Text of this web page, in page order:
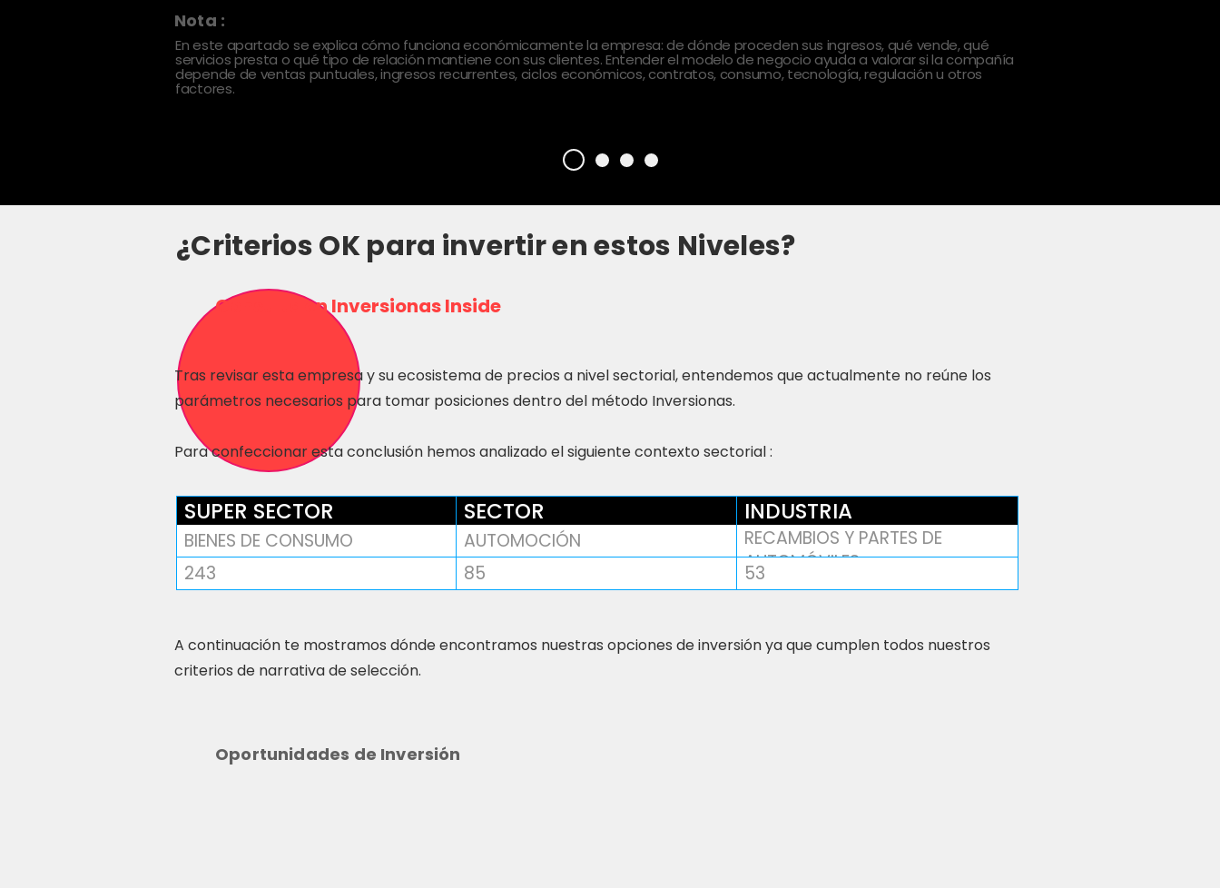
Nota :
En este apartado se explica cómo funciona económicamente la empresa: de dónde proceden sus ingresos, qué vende, qué
servicios presta o qué tipo de relación mantiene con sus clientes. Entender el modelo de negocio ayuda a valorar si la compañía
depende de ventas puntuales, ingresos recurrentes, ciclos económicos, contratos, consumo, tecnología, regulación u otros
factores.
¿Criterios OK para invertir en estos Niveles?
Consulta en Inversionas Inside
Tras revisar esta empresa y su ecosistema de precios a nivel sectorial, entendemos que actualmente no reúne los
parámetros necesarios para tomar posiciones dentro del método Inversionas.
Para confeccionar esta conclusión hemos analizado el siguiente contexto sectorial :
SUPER SECTOR SECTOR INDUSTRIA
BIENES DE CONSUMO AUTOMOCIÓN
RECAMBIOS Y PARTES DE
AUTOMÓVILES
243 85 53
A continuación te mostramos dónde encontramos nuestras opciones de inversión ya que cumplen todos nuestros
criterios de narrativa de selección.
Oportunidades de Inversión